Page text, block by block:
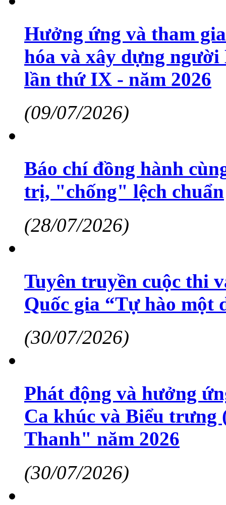
Hưởng ứng và tham
hóa và xây dựng
lần thứ IX - năm 2026
(09/07/2026)
Báo chí đồng hành
trị, "chống" lệch chuẩn
(28/07/2026)
Tuyên truyền cuộc thi
Quốc gia “Tự hào
(30/07/2026)
Phát động và hưởng
Ca khúc và Biểu trưng
Thanh" năm 2026
(30/07/2026)